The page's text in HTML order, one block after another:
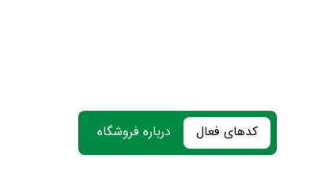
کدهای فعال درباره فروشگاه